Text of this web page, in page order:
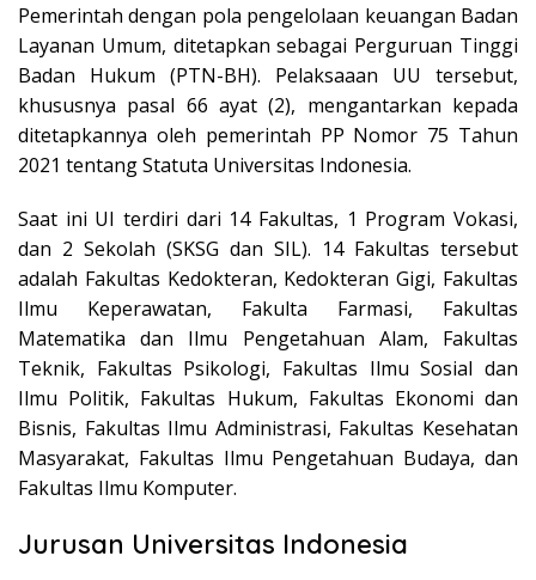
Pemerintah dengan pola pengelolaan keuangan Badan
Layanan Umum, ditetapkan sebagai Perguruan Tinggi
Badan Hukum (PTN-BH). Pelaksaaan UU tersebut,
khususnya pasal 66 ayat (2), mengantarkan kepada
ditetapkannya oleh pemerintah PP Nomor 75 Tahun
2021 tentang Statuta Universitas Indonesia.
Saat ini UI terdiri dari 14 Fakultas, 1 Program Vokasi,
dan 2 Sekolah (SKSG dan SIL). 14 Fakultas tersebut
adalah Fakultas Kedokteran, Kedokteran Gigi, Fakultas
Ilmu Keperawatan, Fakulta Farmasi, Fakultas
Matematika dan Ilmu Pengetahuan Alam, Fakultas
Teknik, Fakultas Psikologi, Fakultas Ilmu Sosial dan
Ilmu Politik, Fakultas Hukum, Fakultas Ekonomi dan
Bisnis, Fakultas Ilmu Administrasi, Fakultas Kesehatan
Masyarakat, Fakultas Ilmu Pengetahuan Budaya, dan
Fakultas Ilmu Komputer.
Jurusan Universitas Indonesia